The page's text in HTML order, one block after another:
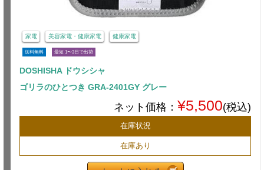
家電 美容家電・健康家電 健康家電
送料無料 最短 1〜3日で出荷
DOSHISHA ドウシシャ
ゴリラのひとつき GRA-2401GY グレー
ネット価格： ¥5,500(税込)
在庫状況
在庫あり